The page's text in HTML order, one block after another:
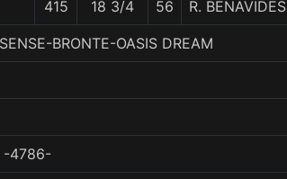
415 18 3/4 56 R. BENAVIDES
BRONTE-OASIS DREAM
-4786-